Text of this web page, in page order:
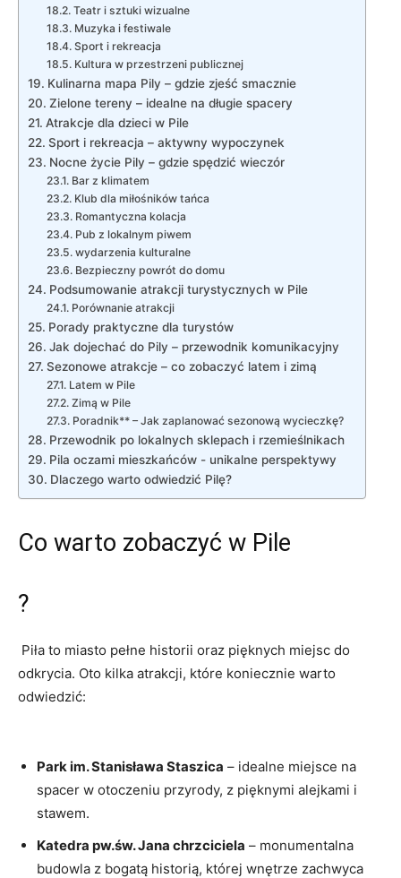
Teatr i sztuki wizualne
Muzyka ​i festiwale
Sport i rekreacja
Kultura⁤ w przestrzeni publicznej
Kulinarna mapa Pily – gdzie zjeść smacznie
Zielone tereny – idealne na długie ‍spacery
Atrakcje dla dzieci w ‌Pile
Sport⁤ i rekreacja – aktywny wypoczynek
Nocne życie Pily – ⁣gdzie spędzić wieczór
Bar ⁣z klimatem
Klub ⁢dla miłośników tańca
Romantyczna kolacja
Pub z lokalnym piwem
wydarzenia kulturalne
Bezpieczny powrót do domu
Podsumowanie atrakcji turystycznych w Pile
Porównanie atrakcji
Porady praktyczne⁢ dla⁤ turystów
Jak dojechać do Pily – przewodnik komunikacyjny
Sezonowe‌ atrakcje – co zobaczyć‌ latem i zimą
Latem‍ w Pile
Zimą w Pile
Poradnik**⁢ – Jak zaplanować sezonową wycieczkę?
Przewodnik po ⁢lokalnych sklepach i rzemieślnikach
Pila oczami mieszkańców​ -⁢ unikalne⁣ perspektywy
Dlaczego warto odwiedzić Pilę?
Co warto zobaczyć ​w ⁣Pile
?
‍ Piła to miasto pełne historii oraz‍ pięknych miejsc do
odkrycia. Oto kilka atrakcji, które ⁣koniecznie warto
odwiedzić:
Park im. Stanisława Staszica – idealne miejsce‍ na‌
spacer w⁣ otoczeniu przyrody, z​ pięknymi alejkami ⁣i
⁤stawem.
Katedra pw.św. Jana ‌chrzciciela –⁣ monumentalna‍
budowla⁢ z bogatą historią, której wnętrze zachwyca‍